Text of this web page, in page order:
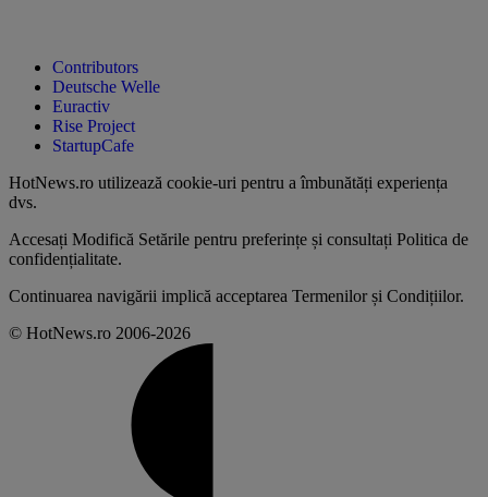
Contributors
Deutsche Welle
Euractiv
Rise Project
StartupCafe
HotNews.ro utilizează cookie-uri pentru a îmbunătăți experiența
dvs.
Accesați Modifică Setările pentru preferințe și consultați Politica de
confidențialitate.
Continuarea navigării implică acceptarea Termenilor și Condițiilor.
© HotNews.ro 2006-2026